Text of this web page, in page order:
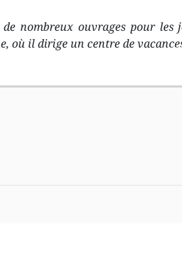
de nombreux ouvrages pour les
où il dirige un centre de